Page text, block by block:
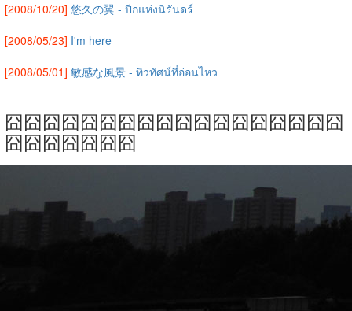
[2008/10/20] 悠久の翼 - ปีกแห่งนิรันดร์
[2008/05/23] I'm here
[2008/05/01] 敏感な風景 - ทิวทัศน์ที่อ่อนไหว
囧囧囧囧囧囧囧囧囧囧囧囧囧囧囧囧囧囧
囧囧囧囧囧囧囧